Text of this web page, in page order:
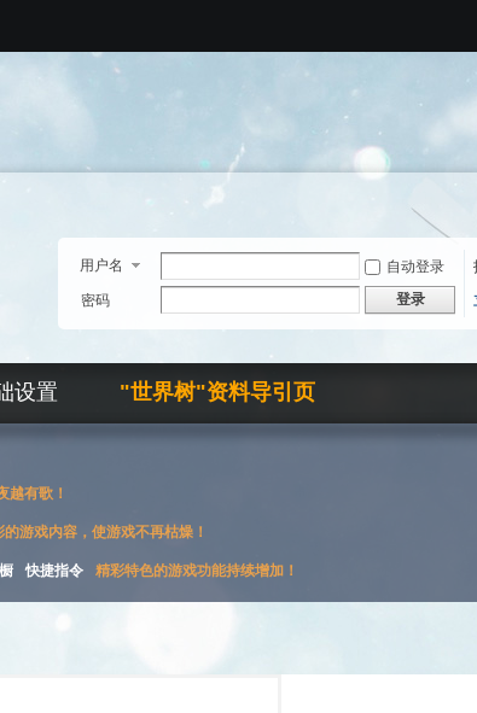
用户名 自动登录
密码
登录
设置 "世界树"资料导引页
越有歌！
游戏内容，使游戏不再枯燥！
快捷指令 精彩特色的游戏功能持续增加！